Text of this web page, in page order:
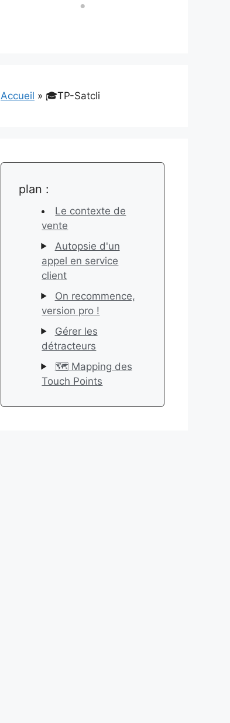
Accueil » 🎓TP-Satcli
plan :
Le contexte de
vente
Autopsie d'un
appel en service
client
On recommence,
version pro !
Gérer les
détracteurs
🗺️ Mapping des
Touch Points